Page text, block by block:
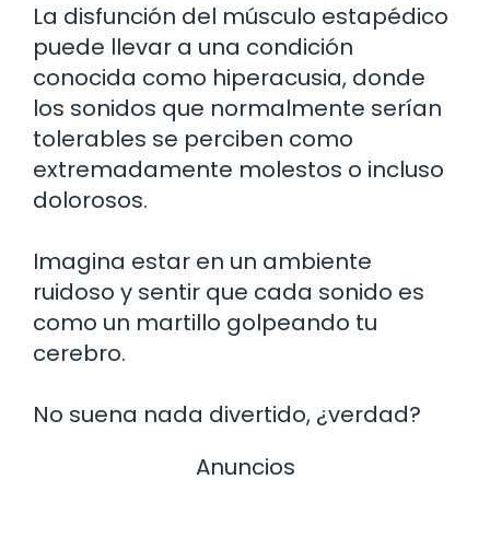
La disfunción del músculo estapédico
puede llevar a una condición
conocida como hiperacusia, donde
los sonidos que normalmente serían
tolerables se perciben como
extremadamente molestos o incluso
dolorosos.
Imagina estar en un ambiente
ruidoso y sentir que cada sonido es
como un martillo golpeando tu
cerebro.
No suena nada divertido, ¿verdad?
Anuncios